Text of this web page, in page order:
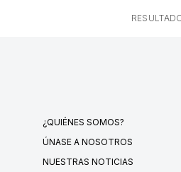
¿QUIÉNES SOMOS?
ÚNASE A NOSOTROS
NUESTRAS NOTICIAS